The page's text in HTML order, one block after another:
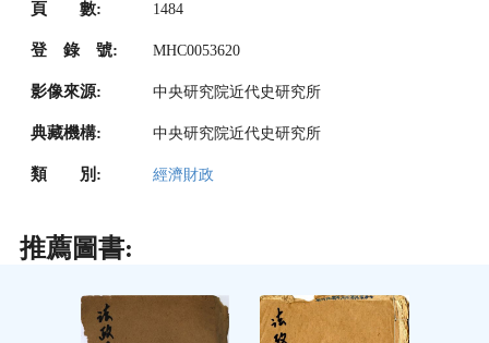
頁 數: 1484
登 錄 號: MHC0053620
影像來源: 中央研究院近代史研究所
典藏機構: 中央研究院近代史研究所
類 別: 經濟財政
推薦圖書: